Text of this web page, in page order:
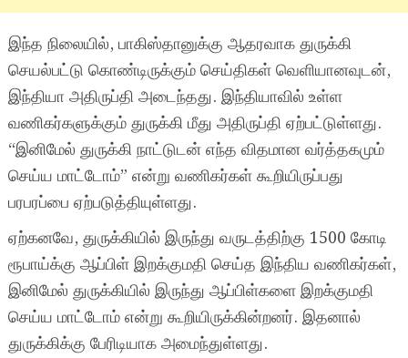
இந்த நிலையில், பாகிஸ்தானுக்கு ஆதரவாக துருக்கி
செயல்பட்டு கொண்டிருக்கும் செய்திகள் வெளியானவுடன்,
இந்தியா அதிருப்தி அடைந்தது. இந்தியாவில் உள்ள
வணிகர்களுக்கும் துருக்கி மீது அதிருப்தி ஏற்பட்டுள்ளது.
“இனிமேல் துருக்கி நாட்டுடன் எந்த விதமான வர்த்தகமும்
செய்ய மாட்டோம்” என்று வணிகர்கள் கூறியிருப்பது
பரபரப்பை ஏற்படுத்தியுள்ளது.
ஏற்கனவே, துருக்கியில் இருந்து வருடத்திற்கு 1500 கோடி
ரூபாய்க்கு ஆப்பிள் இறக்குமதி செய்த இந்திய வணிகர்கள்,
இனிமேல் துருக்கியில் இருந்து ஆப்பிள்களை இறக்குமதி
செய்ய மாட்டோம் என்று கூறியிருக்கின்றனர். இதனால்
துருக்கிக்கு பேரிடியாக அமைந்துள்ளது.